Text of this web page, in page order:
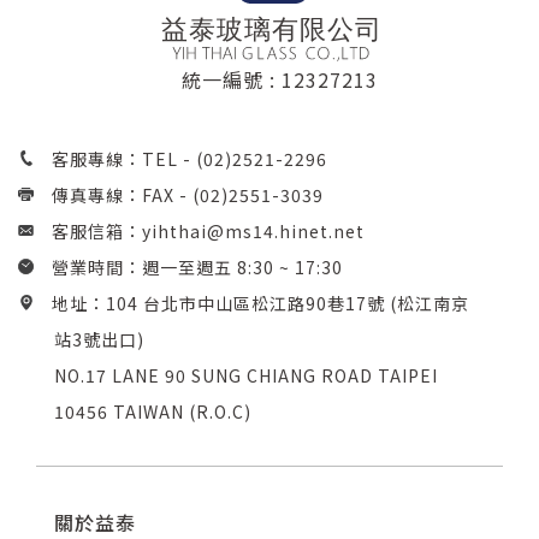
統一編號 : 12327213
客服專線：TEL - (02)2521-2296
傳真專線：FAX - (02)2551-3039
客服信箱： yihthai@ms14.hinet.net
營業時間：週一至週五 8:30 ~ 17:30
地址：104 台北市中山區松江路90巷17號 (松江南京
站3號出口)
NO.17 LANE 90 SUNG CHIANG ROAD TAIPEI
10456 TAIWAN (R.O.C)
關於益泰